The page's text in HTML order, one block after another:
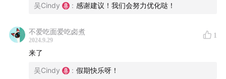
和处理的呢？接下来让我们和幸运体验者一起，走进奇妙
看到头脑特工队DNA就动了，因为它是我的人生电
吴Cindy : 感谢建议！我们会努力优化哒！
不爱吃面爱吃卤煮
2024.9.29
1
来了
吴Cindy : 假期快乐呀！